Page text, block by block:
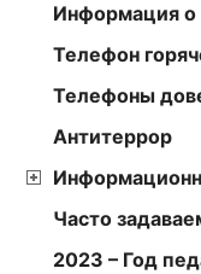
Информация о
Телефон
Телефоны
Антитеррор
Часто
2023 – Год